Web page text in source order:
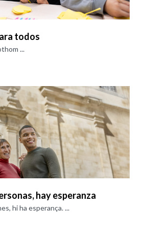
todos
...
hay esperanza
hi ha esperança. ...